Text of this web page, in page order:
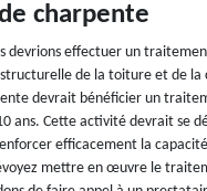
charpente
devrions effectuer un
de la toiture et de la
devrait bénéficier un
ans. Cette activité devrait se
efficacement la
mettre en œuvre le